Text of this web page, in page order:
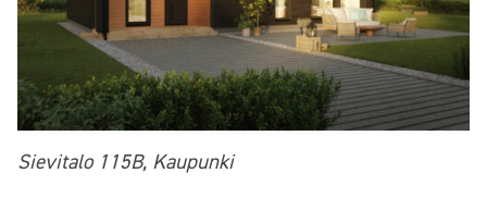
Sievitalo 115B, Kaupunki